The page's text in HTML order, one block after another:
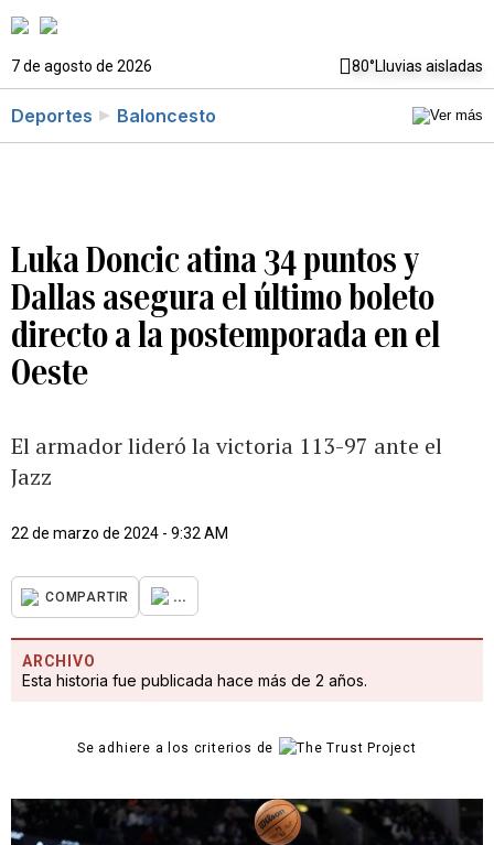
7 de agosto de 2026 80°Lluvias aisladas
Deportes Baloncesto
Luka Doncic atina 34 puntos y
Dallas asegura el último boleto
directo a la postemporada en el
Oeste
El armador lideró la victoria 113-97 ante el
Jazz
22 de marzo de 2024 - 9:32 AM
COMPARTIR ...
ARCHIVO
Esta historia fue publicada hace más de 2 años.
Se adhiere a los criterios de